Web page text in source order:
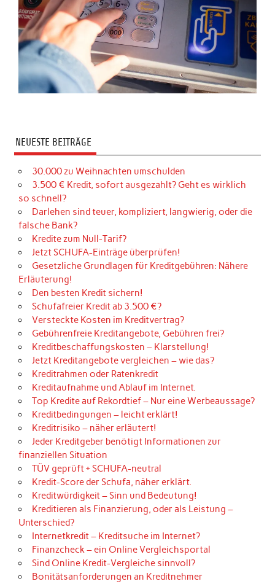
NEUESTE BEITRÄGE
30.000 zu Weihnachten umschulden
3.500 € Kredit, sofort ausgezahlt? Geht es wirklich
so schnell?
Darlehen sind teuer, kompliziert, langwierig, oder die
falsche Bank?
Kredite zum Null-Tarif?
Jetzt SCHUFA-Einträge überprüfen!
Gesetzliche Grundlagen für Kreditgebühren: Nähere
Erläuterung!
Den besten Kredit sichern!
Schufafreier Kredit ab 3.500 €?
Versteckte Kosten im Kreditvertrag?
Gebührenfreie Kreditangebote, Gebühren frei?
Kreditbeschaffungskosten – Klarstellung!
Jetzt Kreditangebote vergleichen – wie das?
Kreditrahmen oder Ratenkredit
Kreditaufnahme und Ablauf im Internet.
Top Kredite auf Rekordtief – Nur eine Werbeaussage?
Kreditbedingungen – leicht erklärt!
Kreditrisiko – näher erläutert!
Jeder Kreditgeber benötigt Informationen zur
finanziellen Situation
TÜV geprüft + SCHUFA-neutral
Kredit-Score der Schufa, näher erklärt.
Kreditwürdigkeit – Sinn und Bedeutung!
Kreditieren als Finanzierung, oder als Leistung –
Unterschied?
Internetkredit – Kreditsuche im Internet?
Finanzcheck – ein Online Vergleichsportal
Sind Online Kredit-Vergleiche sinnvoll?
Bonitätsanforderungen an Kreditnehmer